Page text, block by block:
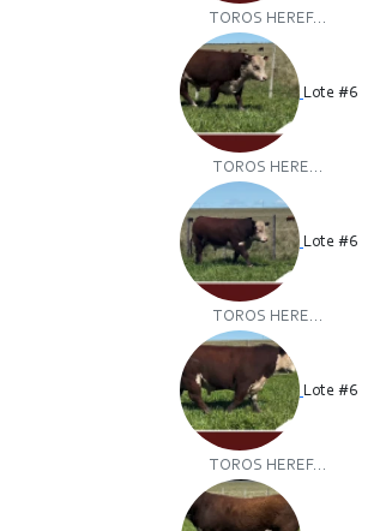
TOROS HEREF...
Lote #6
TOROS HERE...
Lote #6
TOROS HERE...
Lote #6
TOROS HEREF...